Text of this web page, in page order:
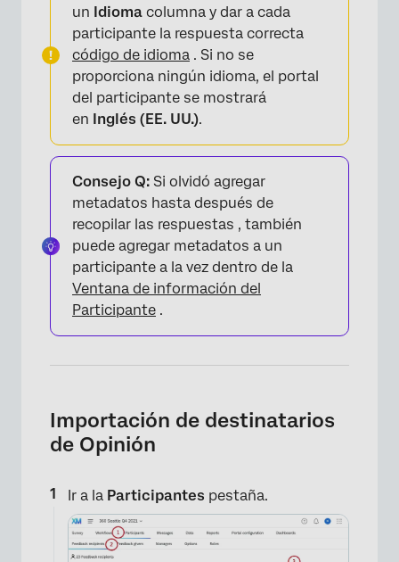
un Idioma columna y dar a cada
participante la respuesta correcta
código de idioma . Si no se
proporciona ningún idioma, el portal
del participante se mostrará
en Inglés (EE. UU.).
Consejo Q: Si olvidó agregar
metadatos hasta después de
recopilar las respuestas , también
puede agregar metadatos a un
participante a la vez dentro de la
Ventana de información del
Participante .
Importación de destinatarios
de Opinión
Ir a la Participantes pestaña.